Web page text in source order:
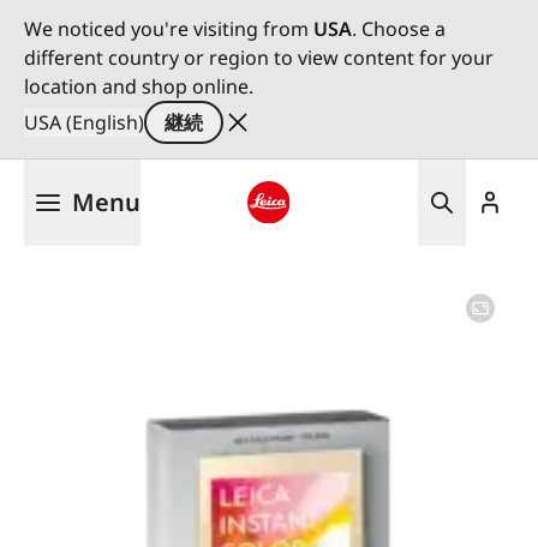
We noticed you're visiting from USA. Choose a
different country or region to view content for your
location and shop online.
USA (English)
継続
Menu